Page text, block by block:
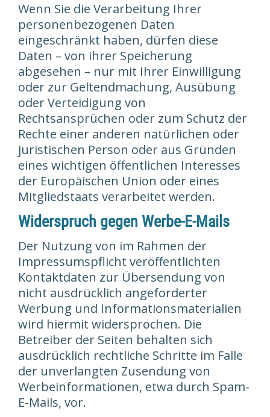
Wenn Sie die Verarbeitung Ihrer
personenbezogenen Daten
eingeschränkt haben, dürfen diese
Daten – von ihrer Speicherung
abgesehen – nur mit Ihrer Einwilligung
oder zur Geltendmachung, Ausübung
oder Verteidigung von
Rechtsansprüchen oder zum Schutz der
Rechte einer anderen natürlichen oder
juristischen Person oder aus Gründen
eines wichtigen öffentlichen Interesses
der Europäischen Union oder eines
Mitgliedstaats verarbeitet werden.
Widerspruch gegen Werbe-E-Mails
Der Nutzung von im Rahmen der
Impressumspflicht veröffentlichten
Kontaktdaten zur Übersendung von
nicht ausdrücklich angeforderter
Werbung und Informationsmaterialien
wird hiermit widersprochen. Die
Betreiber der Seiten behalten sich
ausdrücklich rechtliche Schritte im Falle
der unverlangten Zusendung von
Werbeinformationen, etwa durch Spam-
E-Mails, vor.